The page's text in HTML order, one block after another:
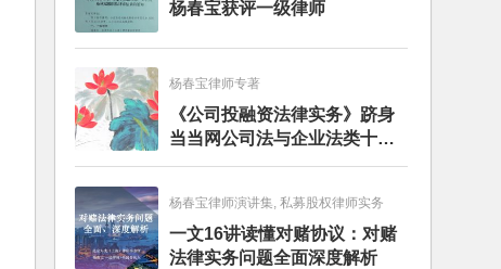
杨春宝获评一级律师
杨春宝律师专著
《公司投融资法律实务》跻身
当当网公司法与企业法类十大
畅销图书榜
杨春宝律师演讲集, 私募股权律师实务
一文16讲读懂对赌协议：对赌
法律实务问题全面深度解析